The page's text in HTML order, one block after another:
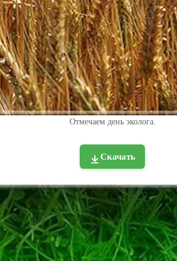
Отмечаем день эколога.
Скачать